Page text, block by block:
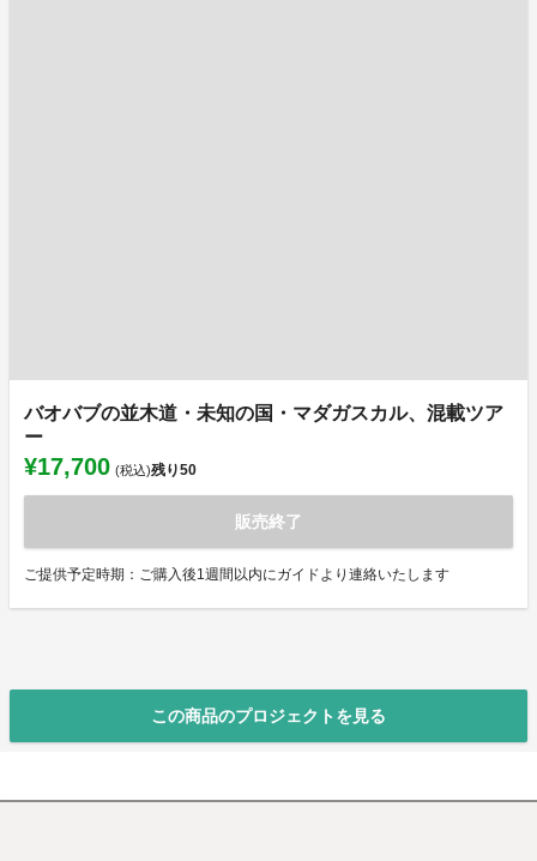
バオバブの並木道・未知の国・マダガスカル、混載ツア
ー
¥17,700 (税込)残り50
販売終了
ご提供予定時期：ご購入後1週間以内にガイドより連絡いたします
この商品のプロジェクトを見る